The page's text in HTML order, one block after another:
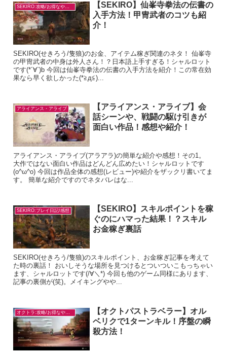
SEKIRO:攻略/お得なやり方
【SEKIRO】仙峯寺拳法の伝書の
入手方法！甲冑武者のコツも紹
介！
SEKIRO(せきろう/隻狼)のお金、アイテム稼ぎ関連のネタ！ 仙峯寺
の甲冑武者の中身は外人さん！？日本語上手すぎる！シャルロット
です(*´∀`)b 今回は仙峯寺拳法の伝書の入手方法を紹介！この常在効
果なら早く欲しかった(*≧д≦)...
アライアンス・アライブ
【アライアンス・アライブ】会
話シーンや、戦闘の駆け引きが
面白い作品！感想や紹介！
アライアンス・アライブ(アラアラ)の簡単な紹介や感想！その1。
大作ではない面白い作品はどんどん広めたい！シャルロットです
(o^ω^o) 今回は作品全体の感想(レビュー)や紹介をザックリ書いてま
す。 簡単な紹介ですのでネタバレはな...
SEKIRO:プレイ日記/感想
【SEKIRO】スキルポイントを稼
ぐのにハマった結果！？スキル
お金稼ぎ裏話
SEKIRO(せきろう/隻狼)のスキルポイント、お金稼ぎ記事を考えて
た時の裏話！ おいしそうな場所を見つけるとついついこもっちゃい
ます、シャルロットです(/∀＼*) 今回も他のゲーム同様にあります、
記事の裏側が(笑)。メイキングやや...
オクトラ:攻略/お得なやり方
【オクトパストラベラー】オル
ベリクで1ターンキル！序盤の瞬
殺方法！